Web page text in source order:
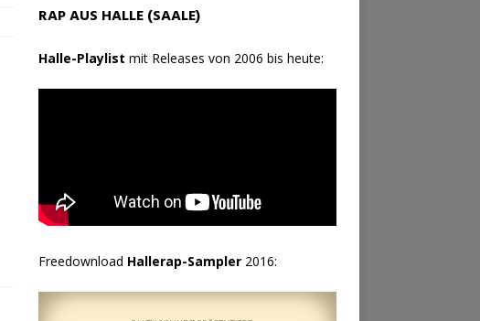
RAP AUS HALLE (SAALE)
Halle-Playlist mit Releases von 2006 bis heute:
Freedownload Hallerap-Sampler2016: